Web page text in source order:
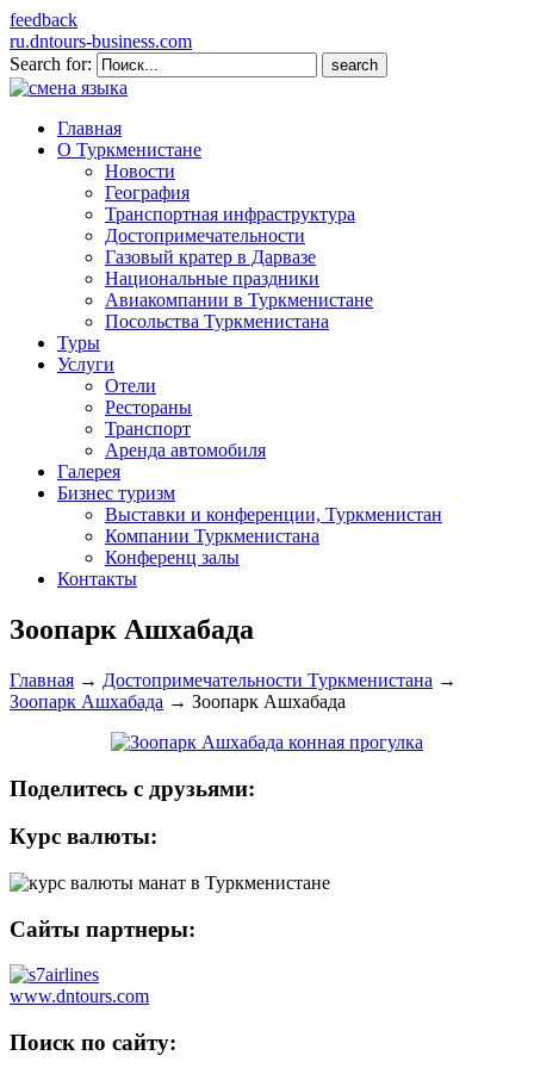
feedback
ru.dntours-business.com
Search for:
Главная
О Туркменистане
Новости
География
Транспортная инфраструктура
Достопримечательности
Газовый кратер в Дарвазе
Национальные праздники
Авиакомпании в Туркменистане
Посольства Туркменистана
Туры
Услуги
Отели
Рестораны
Транспорт
Аренда автомобиля
Галерея
Бизнес туризм
Выставки и конференции, Туркменистан
Компании Туркменистана
Конференц залы
Контакты
Зоопарк Ашхабада
Главная → Достопримечательности Туркменистана →
Зоопарк Ашхабада → Зоопарк Ашхабада
Поделитесь с друзьями:
Курс валюты:
Сайты партнеры:
www.dntours.com
Поиск по сайту: